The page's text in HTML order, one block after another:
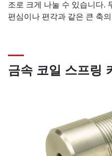
조로 크게 나눌 수 있습니다.
편심이나 편각과 같은 큰 축
금속 코일 스프링